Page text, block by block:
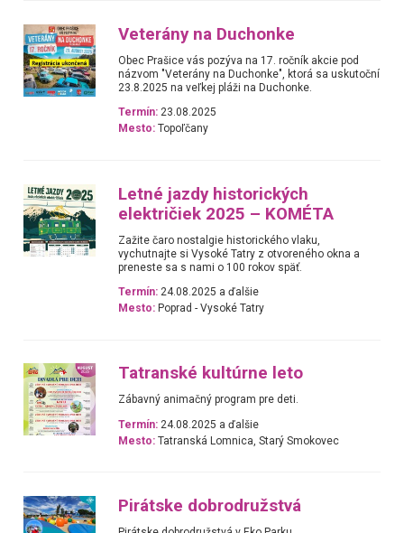
Veterány na Duchonke
Obec Prašice vás pozýva na 17. ročník akcie pod
názvom "Veterány na Duchonke", ktorá sa uskutoční
23.8.2025 na veľkej pláži na Duchonke.
Termín: 23.08.2025
Mesto: Topoľčany
Letné jazdy historických
električiek 2025 – KOMÉTA
Zažite čaro nostalgie historického vlaku,
vychutnajte si Vysoké Tatry z otvoreného okna a
preneste sa s nami o 100 rokov späť.
Termín: 24.08.2025 a ďalšie
Mesto: Poprad - Vysoké Tatry
Tatranské kultúrne leto
Zábavný animačný program pre deti.
Termín: 24.08.2025 a ďalšie
Mesto: Tatranská Lomnica, Starý Smokovec
Pirátske dobrodružstvá